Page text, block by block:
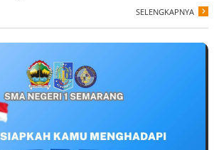
SELENGKAPNYA